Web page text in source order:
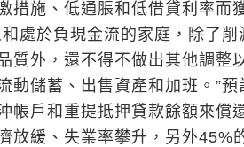
措施、低通脹和低借貸利率而
處於負現金流的家庭，除了削
質外，還不得不做出其他調整
動儲蓄、出售資產和加班。”預
帳戶和重提抵押貸款餘額來償
放緩、失業率攀升，另外45%